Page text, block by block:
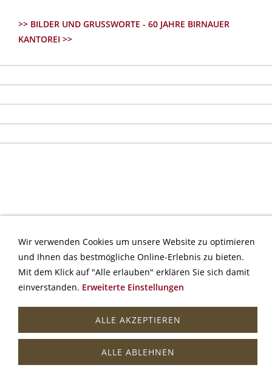
>> BILDER UND GRUSSWORTE - 60 JAHRE BIRNAUER
KANTOREI >>
KONTAKT IMPRESSUM DATENSCHUTZERKLÄRUNG
"Geistliche Musik Birnau"
Gegründet 1966
Wir verwenden Cookies um unsere Website zu optimieren
und Ihnen das bestmögliche Online-Erlebnis zu bieten.
Mit dem Klick auf "Alle erlauben" erklären Sie sich damit
einverstanden. Erweiterte Einstellungen
ALLE AKZEPTIEREN
ALLE ABLEHNEN